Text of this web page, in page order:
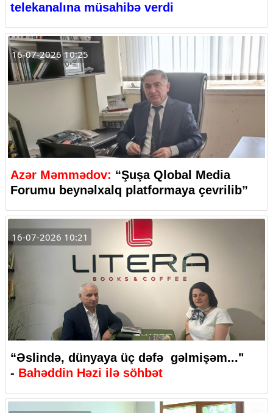
telekanalına müsahibə verdi
16-07-2026 10:25
Azər Məmmədov: “Şuşa Qlobal Media
Forumu beynəlxalq platformaya çevrilib”
16-07-2026 10:21
“Əslində, dünyaya üç dəfə gəlmişəm..."
- Bahəddin Həzi ilə söhbət